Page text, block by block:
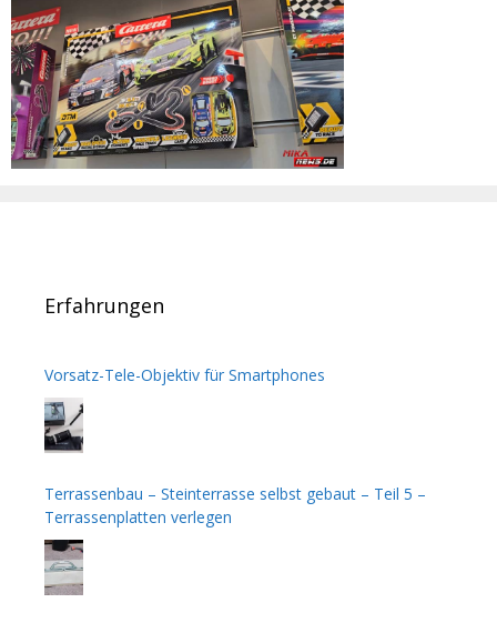
Erfahrungen
Vorsatz-Tele-Objektiv für Smartphones
Terrassenbau – Steinterrasse selbst gebaut – Teil 5 –
Terrassenplatten verlegen